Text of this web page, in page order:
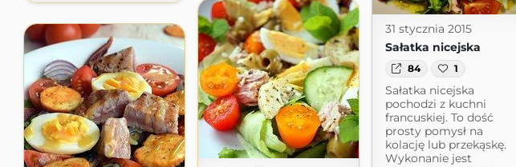
31 stycznia 2015
Sałatka nicejska
84 1
Sałatka nicejska
pochodzi z kuchni
francuskiej. To dość
prosty pomysł na
kolację lub przekąskę.
Wykonanie jest